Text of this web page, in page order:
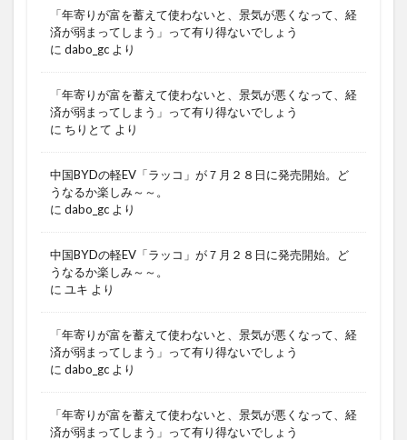
「年寄りが富を蓄えて使わないと、景気が悪くなって、経
済が弱まってしまう」って有り得ないでしょう
に dabo_gc より
「年寄りが富を蓄えて使わないと、景気が悪くなって、経
済が弱まってしまう」って有り得ないでしょう
に ちりとて より
中国BYDの軽EV「ラッコ」が７月２８日に発売開始。ど
うなるか楽しみ～～。
に dabo_gc より
中国BYDの軽EV「ラッコ」が７月２８日に発売開始。ど
うなるか楽しみ～～。
に ユキ より
「年寄りが富を蓄えて使わないと、景気が悪くなって、経
済が弱まってしまう」って有り得ないでしょう
に dabo_gc より
「年寄りが富を蓄えて使わないと、景気が悪くなって、経
済が弱まってしまう」って有り得ないでしょう